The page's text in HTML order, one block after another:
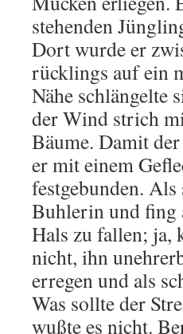
stehenden
Dort wurde er
rücklings auf ein
Nähe schlängelte
der Wind strich
Bäume. Damit
er mit einem
festgebunden.
Buhlerin und fing
Hals zu fallen; ja,
nicht, ihn
erregen und als
Was sollte der
wußte es nicht.